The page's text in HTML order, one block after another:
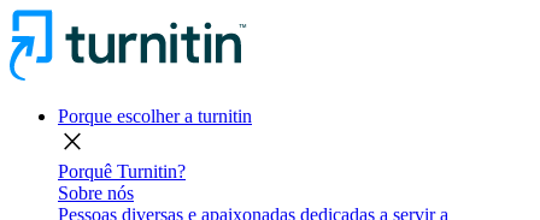
Porque escolher a turnitin
close
Porquê Turnitin?
Sobre nós
Pessoas diversas e apaixonadas dedicadas a servir a